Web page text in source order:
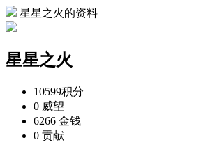
星星之火的资料
星星之火
10599积分
0 威望
6266 金钱
0 贡献